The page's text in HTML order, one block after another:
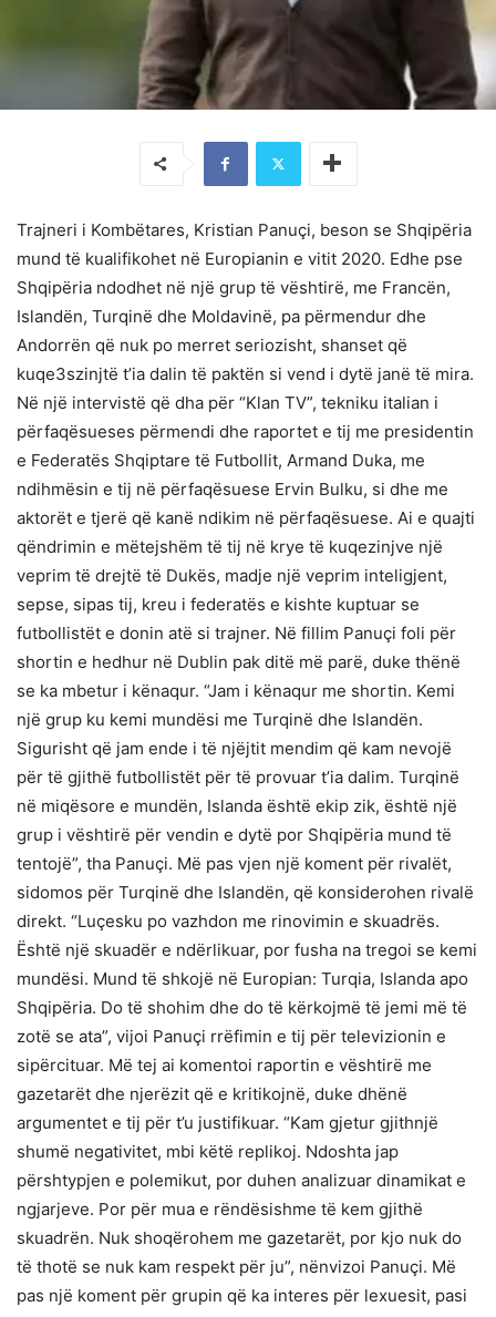
Trajneri i Kombëtares, Kristian Panuçi, beson se Shqipëria
mund të kualifikohet në Europianin e vitit 2020. Edhe pse
Shqipëria ndodhet në një grup të vështirë, me Francën,
Islandën, Turqinë dhe Moldavinë, pa përmendur dhe
Andorrën që nuk po merret seriozisht, shanset që
kuqe3szinjtë t’ia dalin të paktën si vend i dytë janë të mira.
Në një intervistë që dha për “Klan TV”, tekniku italian i
përfaqësueses përmendi dhe raportet e tij me presidentin
e Federatës Shqiptare të Futbollit, Armand Duka, me
ndihmësin e tij në përfaqësuese Ervin Bulku, si dhe me
aktorët e tjerë që kanë ndikim në përfaqësuese. Ai e quajti
qëndrimin e mëtejshëm të tij në krye të kuqezinjve një
veprim të drejtë të Dukës, madje një veprim inteligjent,
sepse, sipas tij, kreu i federatës e kishte kuptuar se
futbollistët e donin atë si trajner. Në fillim Panuçi foli për
shortin e hedhur në Dublin pak ditë më parë, duke thënë
se ka mbetur i kënaqur. “Jam i kënaqur me shortin. Kemi
një grup ku kemi mundësi me Turqinë dhe Islandën.
Sigurisht që jam ende i të njëjtit mendim që kam nevojë
për të gjithë futbollistët për të provuar t’ia dalim. Turqinë
në miqësore e mundën, Islanda është ekip zik, është një
grup i vështirë për vendin e dytë por Shqipëria mund të
tentojë”, tha Panuçi. Më pas vjen një koment për rivalët,
sidomos për Turqinë dhe Islandën, që konsiderohen rivalë
direkt. “Luçesku po vazhdon me rinovimin e skuadrës.
Është një skuadër e ndërlikuar, por fusha na tregoi se kemi
mundësi. Mund të shkojë në Europian: Turqia, Islanda apo
Shqipëria. Do të shohim dhe do të kërkojmë të jemi më të
zotë se ata”, vijoi Panuçi rrëfimin e tij për televizionin e
sipërcituar. Më tej ai komentoi raportin e vështirë me
gazetarët dhe njerëzit që e kritikojnë, duke dhënë
argumentet e tij për t’u justifikuar. “Kam gjetur gjithnjë
shumë negativitet, mbi këtë replikoj. Ndoshta jap
përshtypjen e polemikut, por duhen analizuar dinamikat e
ngjarjeve. Por për mua e rëndësishme të kem gjithë
skuadrën. Nuk shoqërohem me gazetarët, por kjo nuk do
të thotë se nuk kam respekt për ju”, nënvizoi Panuçi. Më
pas një koment për grupin që ka interes për lexuesit, pasi